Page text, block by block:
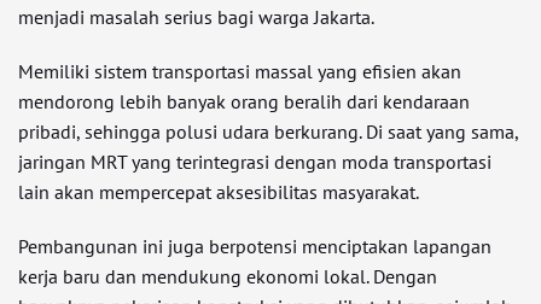
menjadi masalah serius bagi warga Jakarta.
Memiliki sistem transportasi massal yang efisien akan
mendorong lebih banyak orang beralih dari kendaraan
pribadi, sehingga polusi udara berkurang. Di saat yang sama,
jaringan MRT yang terintegrasi dengan moda transportasi
lain akan mempercepat aksesibilitas masyarakat.
Pembangunan ini juga berpotensi menciptakan lapangan
kerja baru dan mendukung ekonomi lokal. Dengan